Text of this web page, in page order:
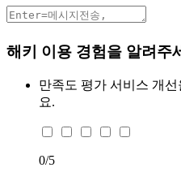
해키 이용 경험을 알려주
만족도 평가 서비스 개선
요.
0/5